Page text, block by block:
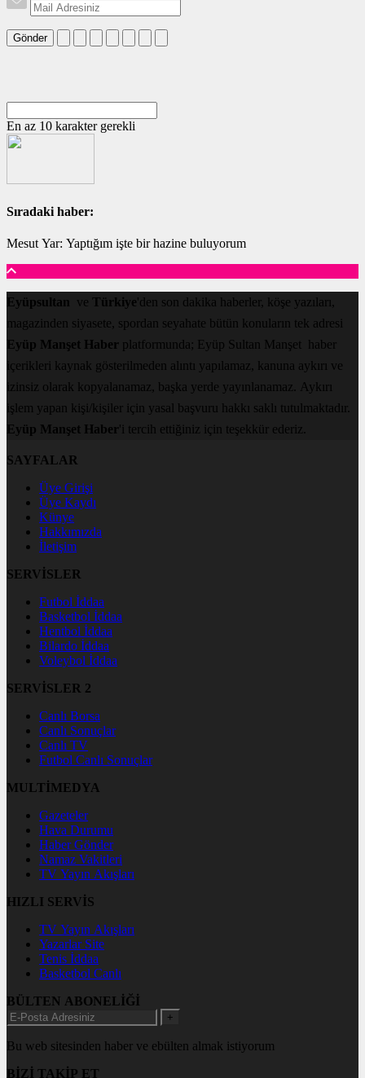
Gönder
En az 10 karakter gerekli
Sıradaki haber:
Mesut Yar: Yaptığım işte bir hazine buluyorum
Eyüpsultan ve Türkiye'den son dakika haberler, köşe yazıları,
magazinden siyasete, spordan seyahate bütün konuların tek adresi
Eyüp Manşet Haber platformunda; Eyüp Sultan Manşet haber
içerikleri kaynak gösterilmeden alıntı yapılamaz, kanuna aykırı ve
izinsiz olarak kopyalanamaz, başka yerde yayınlanamaz. Aykırı
işlem yapan kişi/kişiler için yasal başvuru hakkı saklı tutulmaktadır.
Eyüp Manşet Haber'i tercih ettiğiniz için teşekkür ederiz.
SAYFALAR
Üye Girişi
Üye Kaydı
Künye
Hakkımızda
İletişim
SERVİSLER
Futbol İddaa
Basketbol İddaa
Hentbol İddaa
Bilardo İddaa
Voleybol İddaa
SERVİSLER 2
Canlı Borsa
Canlı Sonuçlar
Canlı TV
Futbol Canlı Sonuçlar
MULTİMEDYA
Gazeteler
Hava Durumu
Haber Gönder
Namaz Vakitleri
TV Yayın Akışları
HIZLI SERVİS
TV Yayın Akışları
Yazarlar Site
Tenis İddaa
Basketbol Canlı
BÜLTEN ABONELİĞİ
+
Bu web sitesinden haber ve ebülten almak istiyorum
BİZİ TAKİP ET